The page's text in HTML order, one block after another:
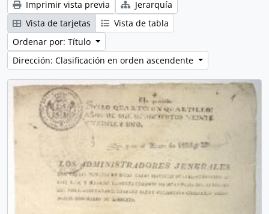
Imprimir vista previa
Jerarquía
Vista de tarjetas
Vista de tabla
Ordenar por: Título
Dirección: Clasificación en orden ascendente